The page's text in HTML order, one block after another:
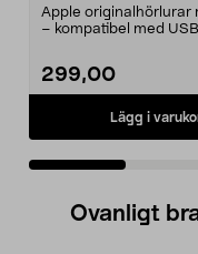
Apple originalhörlurar
– kompatibel med
299,00
Lägg i
Ovanligt